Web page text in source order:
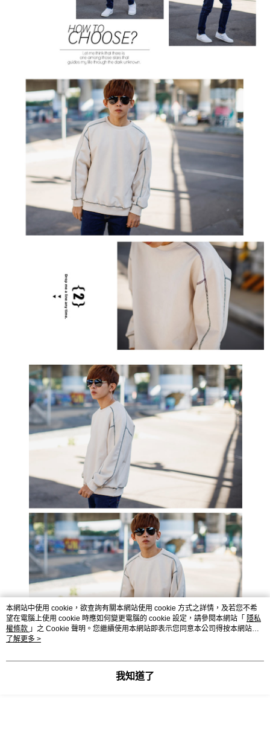
本網站中使用 cookie，欲查詢有關本網站使用 cookie 方式之詳情，及若您不希
望在電腦上使用 cookie 時應如何變更電腦的 cookie 設定，請參閱本網站「 隱私
權條款 」之 Cookie 聲明。您繼續使用本網站即表示您同意本公司得按本網站使
用條款之 Cookie 聲明使用 cookie。
了解更多 >
我知道了